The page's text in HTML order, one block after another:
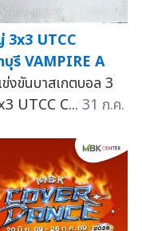
3x3 UTCC
รี VAMPIRE A
งขันบาสเกตบอล 3
UTCC C... 31 ก.ค.